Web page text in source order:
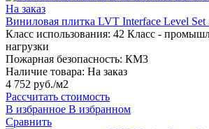
На заказ
Виниловая плитка LVT Interface Level Set
Класс использования: 42 Класс -
нагрузки
Пожарная безопасность: КМ3
Наличие товара: На заказ
4 752 руб./м2
Рассчитать стоимость
В избранное В избранном
Сравнить